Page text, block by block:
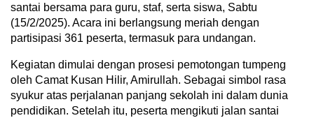
santai bersama para guru, staf, serta siswa, Sabtu
(15/2/2025). Acara ini berlangsung meriah dengan
partisipasi 361 peserta, termasuk para undangan.
Kegiatan dimulai dengan prosesi pemotongan tumpeng
oleh Camat Kusan Hilir, Amirullah. Sebagai simbol rasa
syukur atas perjalanan panjang sekolah ini dalam dunia
pendidikan. Setelah itu, peserta mengikuti jalan santai